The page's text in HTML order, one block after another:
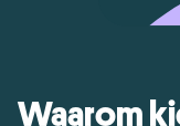
Waarom